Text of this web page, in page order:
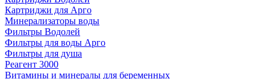
Картриджи для Арго
Минерализаторы воды
Фильтры Водолей
Фильтры для воды Арго
Фильтры для душа
Реагент 3000
Витамины и минералы для беременных